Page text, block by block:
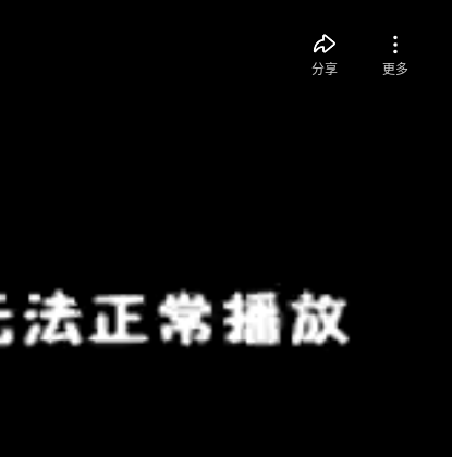
分享 更多